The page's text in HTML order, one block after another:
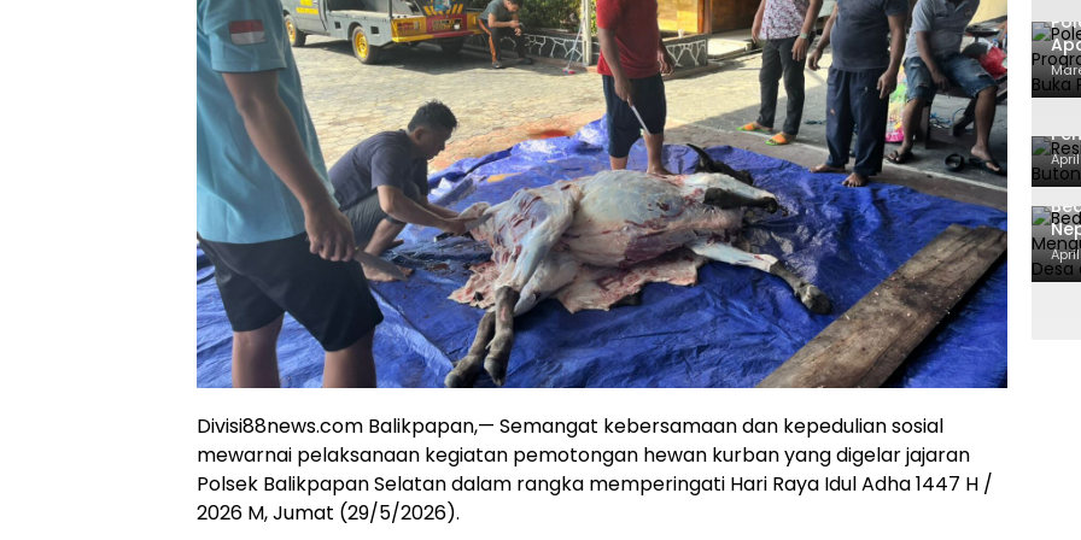
Divisi88news.com Balikpapan,— Semangat kebersamaan dan kepedulian sosial
mewarnai pelaksanaan kegiatan pemotongan hewan kurban yang digelar jajaran
Polsek Balikpapan Selatan dalam rangka memperingati Hari Raya Idul Adha 1447 H /
2026 M, Jumat (29/5/2026).